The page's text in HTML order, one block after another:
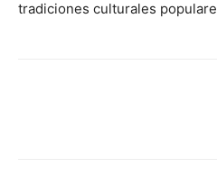
tradiciones culturales